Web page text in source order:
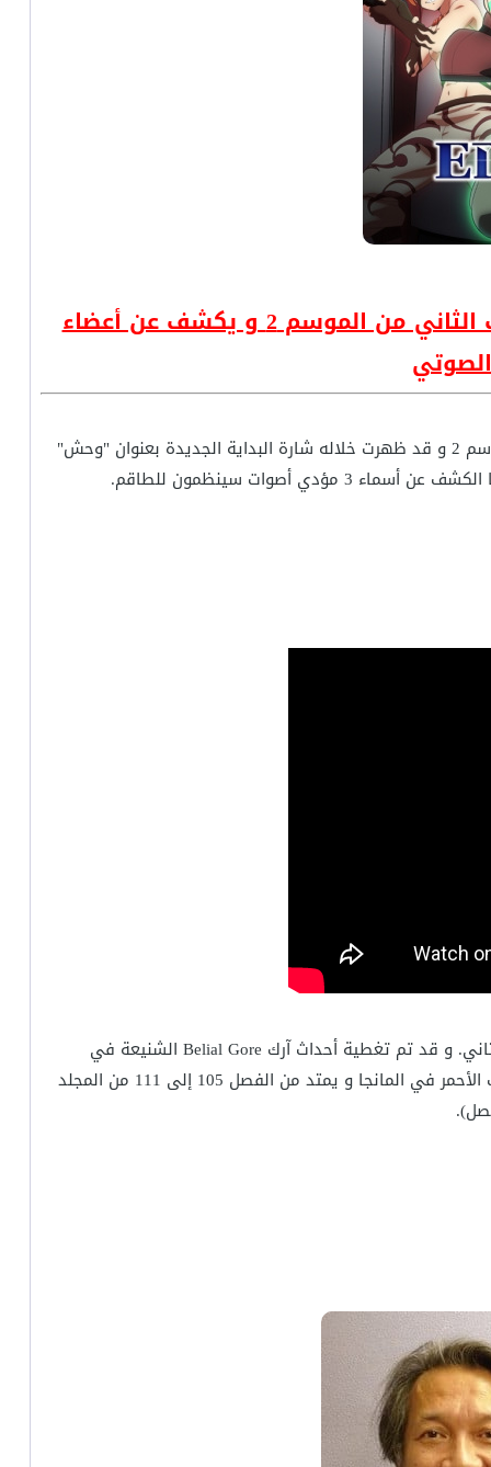
أنمي صفر عدن - Edens Zero يعرض فيديو ترويجي جديد للنصف الثاني من الموسم 2 و يكشف عن أعضاء
عن فيديو ترويجي للنصف الثاني من الموسم 2 و قد ظهرت خلاله شارة البداية الجديدة بعنوان "وحش"
سينظمون للطاقم.
, فبعد توقف لمدة سنتين يعود عرض الأنمي في موسمه الثاني. و قد تم تغطية أحداث آرك Belial Gore الشنيعة في
النصف الأول من الموسم 2 أما النصف الثاني فسيستهل ساغا كون آوي الذي يبدأ بآرك الكهف الأحمر في المانجا و يمتد من الفصل 105 إلى 111 من المجلد